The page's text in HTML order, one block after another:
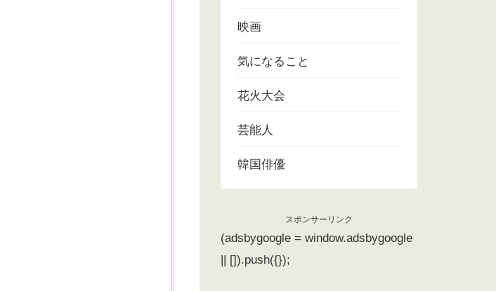
映画
気になること
花火大会
芸能人
韓国俳優
スポンサーリンク
(adsbygoogle = window.adsbygoogle
|| []).push({});